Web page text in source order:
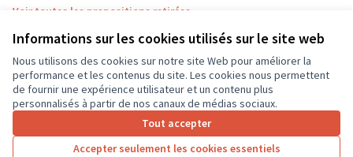
Informations sur les cookies utilisés sur le site web
Nous utilisons des cookies sur notre site Web pour améliorer la
performance et les contenus du site. Les cookies nous permettent
de fournir une expérience utilisateur et un contenu plus
personnalisés à partir de nos canaux de médias sociaux.
Tout accepter
Accepter seulement les cookies essentiels
Voir toutes les propositions retirées
Conditions d'utilisation
Paramètres des cookies
CD37 sur X
(Lien externe)
CD37 sur Facebook
CD37 sur Instagram
CD37 sur YouTube
(Lien externe)